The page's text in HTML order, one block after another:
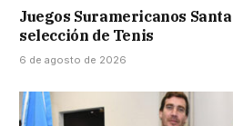
Juegos Suramericanos
selección de Tenis
6 de agosto de 2026